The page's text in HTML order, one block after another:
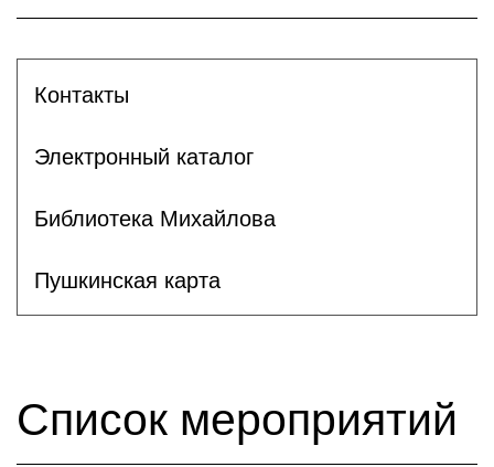
Контакты
Электронный каталог
Библиотека Михайлова
Пушкинская карта
Список мероприятий